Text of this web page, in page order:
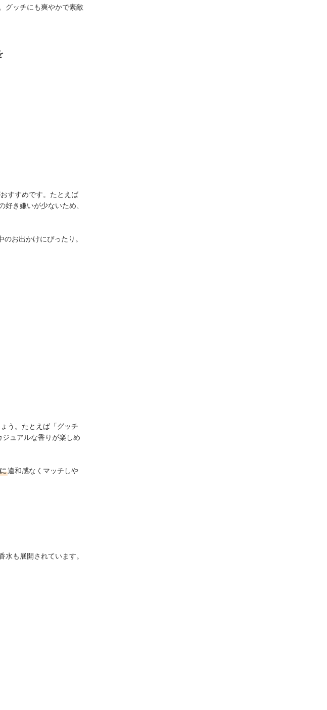
グッチにも爽やかで素敵
すすめです。たとえば
き嫌いが少ないため、
お出かけにぴったり。
う。たとえば「グッチ
ュアルな香りが楽しめ
違和感なくマッチしや
も展開されています。